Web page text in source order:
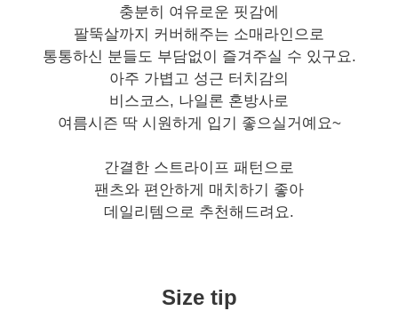
충분히 여유로운 핏감에
팔뚝살까지 커버해주는 소매라인으로
통통하신 분들도 부담없이 즐겨주실 수 있구요.
아주 가볍고 성근 터치감의
비스코스, 나일론 혼방사로
여름시즌 딱 시원하게 입기 좋으실거예요~
간결한 스트라이프 패턴으로
팬츠와 편안하게 매치하기 좋아
데일리템으로 추천해드려요.
Size tip